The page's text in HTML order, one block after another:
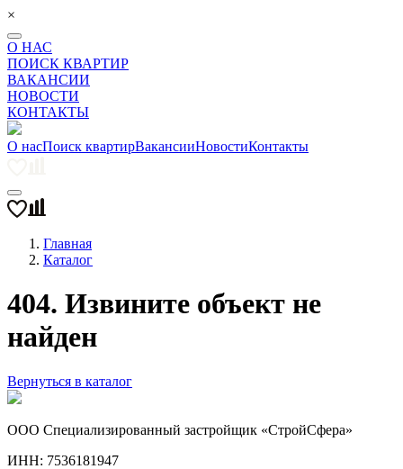
×
О НАС
ПОИСК КВАРТИР
ВАКАНСИИ
НОВОСТИ
КОНТАКТЫ
О насПоиск квартирВакансииНовостиКонтакты
Главная
Каталог
404. Извините объект не
найден
Вернуться в каталог
ООО Специализированный застройщик «CтройСфера»
ИНН: 7536181947